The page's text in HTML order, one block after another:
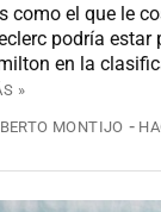
como el que le
podría
en la
»
MONTIJO